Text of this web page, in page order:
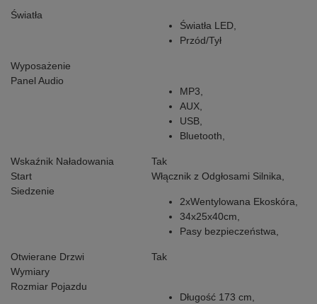
Światła
Światła LED,
Przód/Tył
Wyposażenie
Panel Audio
MP3,
AUX,
USB,
Bluetooth,
Wskaźnik Naładowania
Tak
Start
Włącznik z Odgłosami Silnika,
Siedzenie
2xWentylowana Ekoskóra,
34x25x40cm,
Pasy bezpieczeństwa,
Otwierane Drzwi
Tak
Wymiary
Rozmiar Pojazdu
Długość 173 cm,